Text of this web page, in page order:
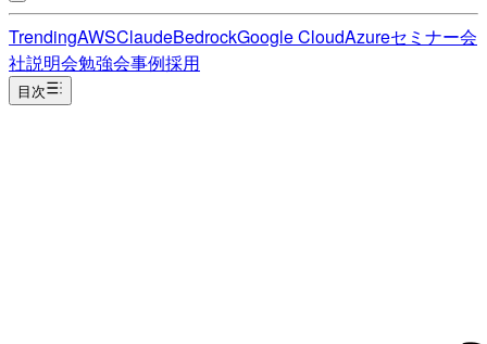
TrendingAWSClaudeBedrockGoogle CloudAzureセミナー会
社説明会勉強会事例採用
目次